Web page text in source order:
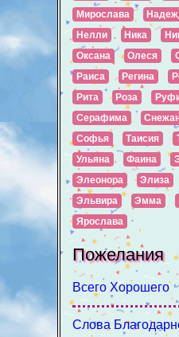
Мирослава
Нелли
Ника
Оксана
Олеся
Раиса
Регина
Рита
Роза
Серафима
Софья
Таисия
Ульяна
Фаина
Элеонора
Элиза
Эльвира
Эмма
Ярослава
Пожелания
Всего Хорошего
Слова